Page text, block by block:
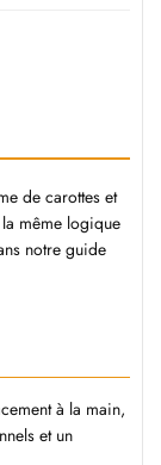
de carottes et
même logique
notre guide
à la main,
et un